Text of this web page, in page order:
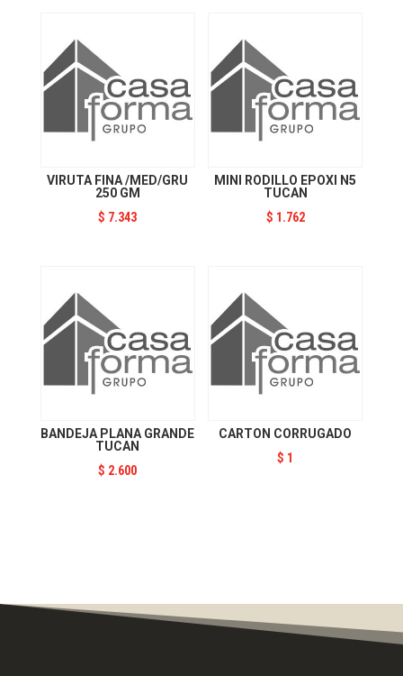
VIRUTA FINA /MED/GRU
250 GM
$ 7.343
MINI RODILLO EPOXI N5
TUCAN
$ 1.762
BANDEJA PLANA GRANDE
TUCAN
$ 2.600
CARTON CORRUGADO
$ 1